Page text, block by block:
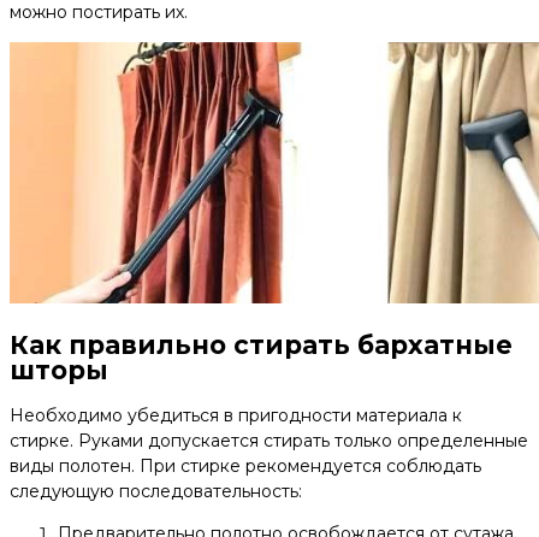
можно постирать их.
Как правильно стирать бархатные
шторы
Необходимо убедиться в пригодности материала к
стирке. Руками допускается стирать только определенные
виды полотен. При стирке рекомендуется соблюдать
следующую последовательность: